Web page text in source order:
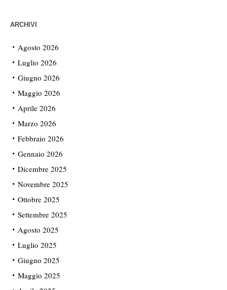
ARCHIVI
Agosto 2026
Luglio 2026
Giugno 2026
Maggio 2026
Aprile 2026
Marzo 2026
Febbraio 2026
Gennaio 2026
Dicembre 2025
Novembre 2025
Ottobre 2025
Settembre 2025
Agosto 2025
Luglio 2025
Giugno 2025
Maggio 2025